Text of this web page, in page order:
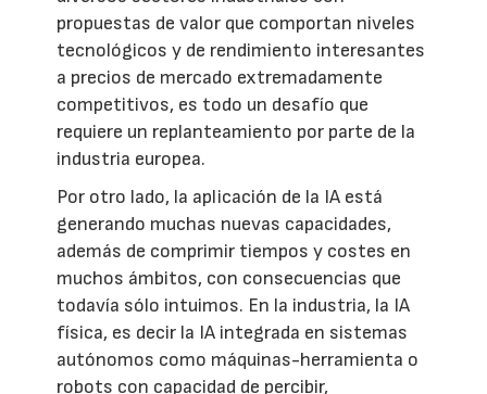
propuestas de valor que comportan niveles
tecnológicos y de rendimiento interesantes
a precios de mercado extremadamente
competitivos, es todo un desafío que
requiere un replanteamiento por parte de la
industria europea.
Por otro lado, la aplicación de la IA está
generando muchas nuevas capacidades,
además de comprimir tiempos y costes en
muchos ámbitos, con consecuencias que
todavía sólo intuimos. En la industria, la IA
física, es decir la IA integrada en sistemas
autónomos como máquinas-herramienta o
robots con capacidad de percibir,